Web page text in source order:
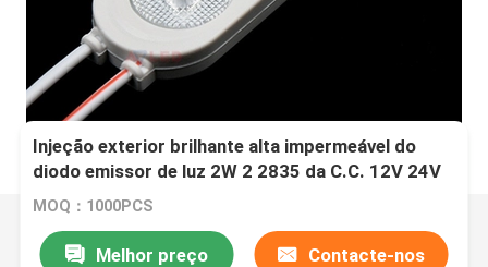
Injeção exterior brilhante alta impermeável do
diodo emissor de luz 2W 2 2835 da C.C. 12V 24V
dos módulos do diodo emissor de luz de SMD
MOQ：1000PCS
Melhor preço Contacte-nos